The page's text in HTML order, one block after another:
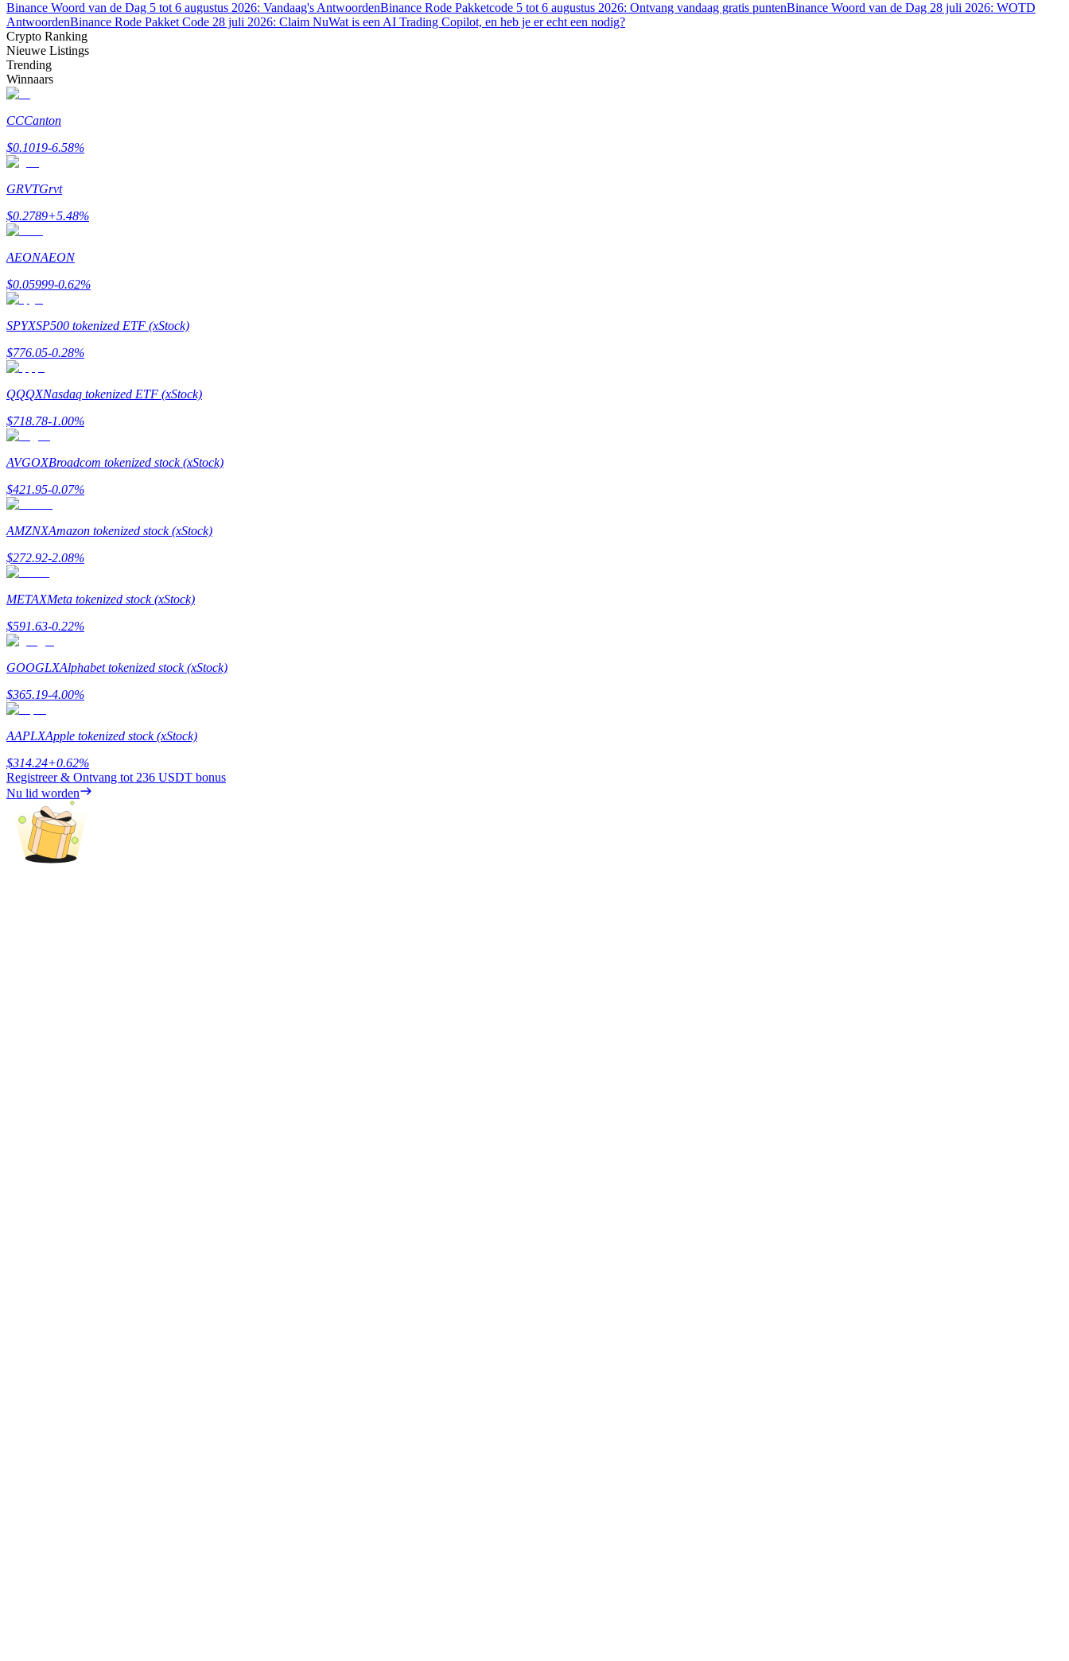
Informatie
Handelsstrategieën
Leer hoe u winstgevend kunt blijven
Verdienen
Macht varkentje
Verdien dagelijks competitieve beloningen
Binance Woord van de Dag 5 tot 6 augustus 2026: Vandaag's AntwoordenBinance Rode Pakketcode 5 tot 6 augustus 2026: Ontvang vandaag gratis puntenBinance Woord van de Dag 28 juli 2026: WOTD
AntwoordenBinance Rode Pakket Code 28 juli 2026: Claim NuWat is een AI Trading Copilot, en heb je er echt een nodig?
Crypto Ranking
Nieuwe Listings
Trending
Winnaars
CCCanton
$0.1019-6.58%
GRVTGrvt
$0.2789+5.48%
AEONAEON
$0.05999-0.62%
SPYXSP500 tokenized ETF (xStock)
$776.05-0.28%
QQQXNasdaq tokenized ETF (xStock)
$718.78-1.00%
AVGOXBroadcom tokenized stock (xStock)
$421.95-0.07%
AMZNXAmazon tokenized stock (xStock)
$272.92-2.08%
METAXMeta tokenized stock (xStock)
$591.63-0.22%
GOOGLXAlphabet tokenized stock (xStock)
$365.19-4.00%
AAPLXApple tokenized stock (xStock)
$314.24+0.62%
Registreer & Ontvang tot 236 USDT bonus
Nu lid worden